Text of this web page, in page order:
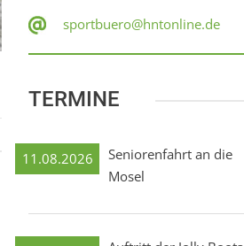
sportbuero@hntonline.de
TERMINE
11.08.2026
Seniorenfahrt an die
Mosel